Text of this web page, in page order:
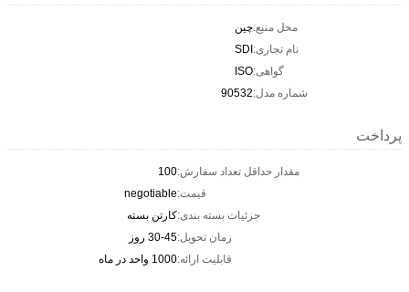
محل منبع:چين
نام تجاری:SDI
گواهی:ISO
شماره مدل:90532
پرداخت
مقدار حداقل تعداد سفارش:100
قیمت:negotiable
جزئیات بسته بندی:کارتن بسته
زمان تحویل:30-45 روز
قابلیت ارائه:1000 واحد در ماه